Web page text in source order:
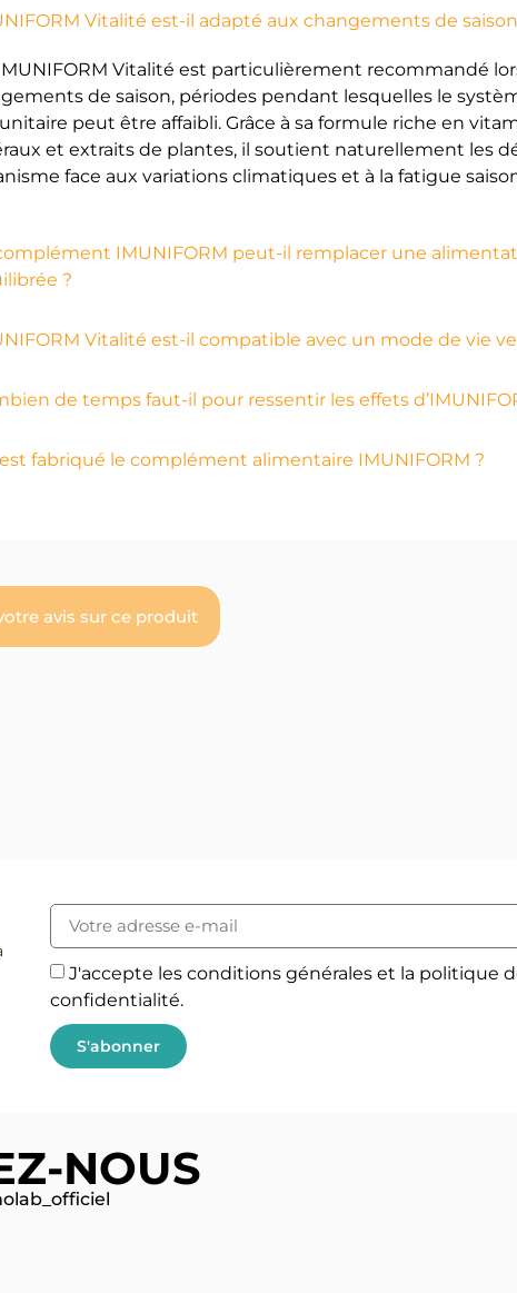
Vitalité est-il adapté aux changements de
Vitalité est particulièrement recommandé
de saison, périodes pendant lesquelles le
peut être affaibli. Grâce à sa formule riche en
et extraits de plantes, il soutient naturellement les
face aux variations climatiques et à la fatigue
IMUNIFORM peut-il remplacer une
?
Vitalité est-il compatible avec un mode de vie
de temps faut-il pour ressentir les effets
fabriqué le complément alimentaire IMUNIFORM ?
avis sur ce produit
J'accepte les conditions générales et la politique
confidentialité.
S'abonner
NOUS